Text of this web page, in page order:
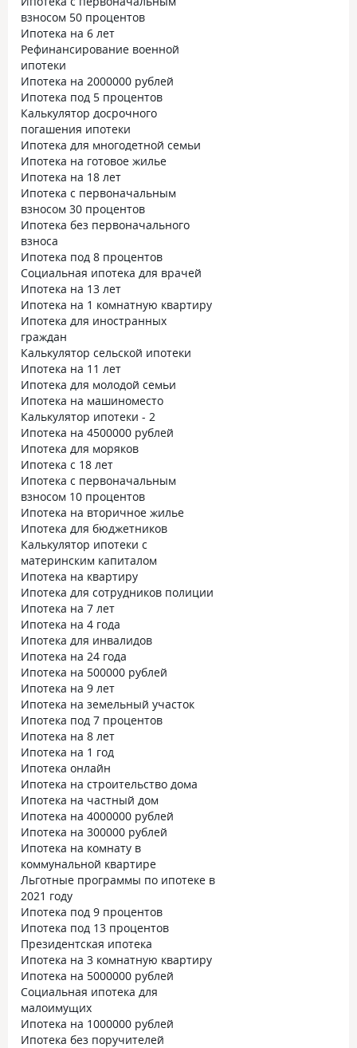
взносом 50 процентов
Ипотека на 6 лет
Рефинансирование военной
ипотеки
Ипотека на 2000000 рублей
Ипотека под 5 процентов
Калькулятор досрочного
погашения ипотеки
Ипотека для многодетной семьи
Ипотека на готовое жилье
Ипотека на 18 лет
Ипотека с первоначальным
взносом 30 процентов
Ипотека без первоначального
взноса
Ипотека под 8 процентов
Социальная ипотека для врачей
Ипотека на 13 лет
Ипотека на 1 комнатную квартиру
Ипотека для иностранных
граждан
Калькулятор сельской ипотеки
Ипотека на 11 лет
Ипотека для молодой семьи
Ипотека на машиноместо
Калькулятор ипотеки - 2
Ипотека на 4500000 рублей
Ипотека для моряков
Ипотека с 18 лет
Ипотека с первоначальным
взносом 10 процентов
Ипотека на вторичное жилье
Ипотека для бюджетников
Калькулятор ипотеки с
материнским капиталом
Ипотека на квартиру
Ипотека для сотрудников полиции
Ипотека на 7 лет
Ипотека на 4 года
Ипотека для инвалидов
Ипотека на 24 года
Ипотека на 500000 рублей
Ипотека на 9 лет
Ипотека на земельный участок
Ипотека под 7 процентов
Ипотека на 8 лет
Ипотека на 1 год
Ипотека онлайн
Ипотека на строительство дома
Ипотека на частный дом
Ипотека на 4000000 рублей
Ипотека на 300000 рублей
Ипотека на комнату в
коммунальной квартире
Льготные программы по ипотеке в
2021 году
Ипотека под 9 процентов
Ипотека под 13 процентов
Президентская ипотека
Ипотека на 3 комнатную квартиру
Ипотека на 5000000 рублей
Социальная ипотека для
малоимущих
Ипотека на 1000000 рублей
Ипотека без поручителей